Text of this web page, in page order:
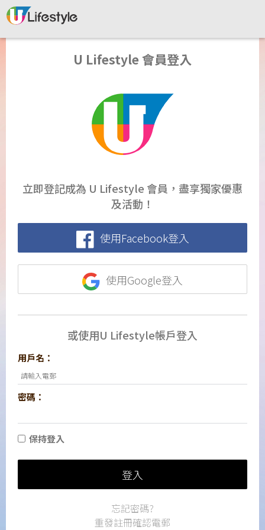
U Lifestyle 會員登入
立即登記成為 U Lifestyle 會員，盡享獨家優惠
及活動！
使用Facebook登入
使用Google登入
或使用U Lifestyle帳戶登入
用戶名：
密碼：
保持登入
登入
忘記密碼?
重發註冊確認電郵